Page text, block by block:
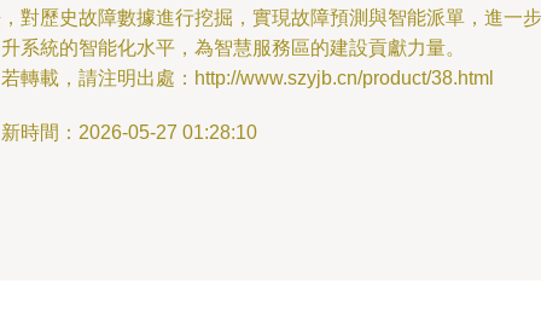
對歷史故障數據進行挖掘，實現故障預測與智能派單，進一步
系統的智能化水平，為智慧服務區的建設貢獻力量。
轉載，請注明出處：http://www.szyjb.cn/product/38.html
時間：2026-05-27 01:28:10